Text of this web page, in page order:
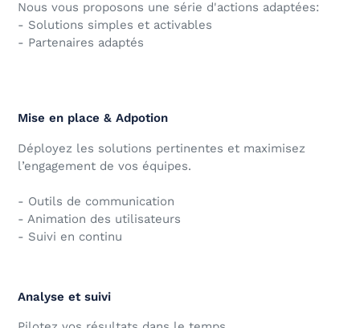
Nous vous proposons une série d'actions adaptées:
- Solutions simples et activables
- Partenaires adaptés
Mise en place & Adpotion
Déployez les solutions pertinentes et maximisez
l’engagement de vos équipes.
- Outils de communication
- Animation des utilisateurs
- Suivi en continu
Analyse et suivi